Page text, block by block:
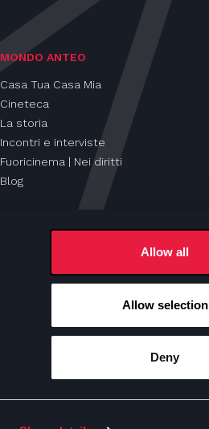
Allow all
Allow selection
Deny
MONDO ANTEO
Casa Tua Casa Mia
Cineteca
La storia
Incontri e interviste
Fuoricinema | Nei diritti
Blog